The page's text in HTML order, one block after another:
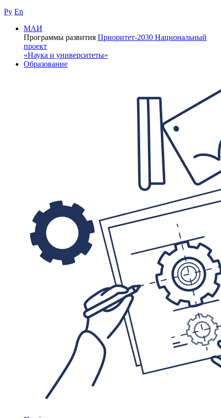
Ру En
МАИ
Программы развития Приоритет-2030 Национальный
проект
«Наука и университеты»
Образование